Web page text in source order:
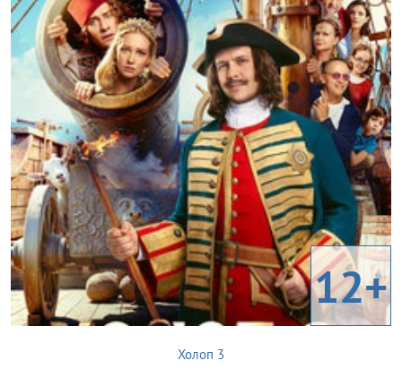
12+
Холоп 3